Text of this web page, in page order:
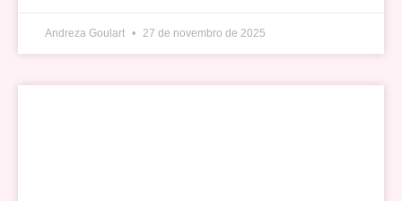
Andreza Goulart 27 de novembro de 2025